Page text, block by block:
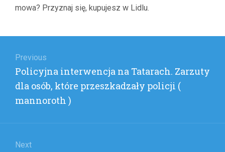
(
mowa? Przyznaj się, kupujesz w Lidlu.
wpisu
Previous
Previous
post:
Policyjna interwencja na Tatarach. Zarzuty
dla osób, które przeszkadzały policji (
mannoroth )
Next